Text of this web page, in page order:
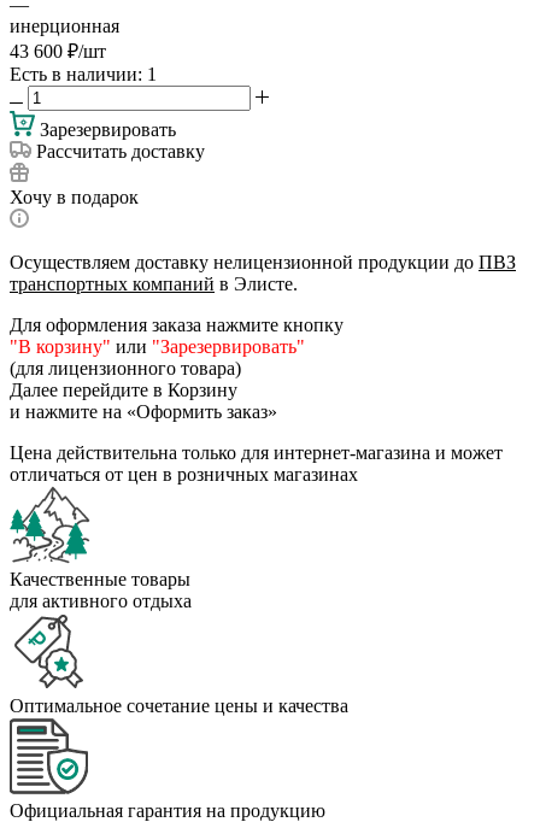
инерционная
43 600 ₽/шт
Есть в наличии: 1
Зарезервировать
Рассчитать доставку
Хочу в подарок
Осуществляем доставку нелицензионной продукции до ПВЗ
транспортных компаний в Элисте.
Для оформления заказа нажмите кнопку
"В корзину" или "Зарезервировать"
(для лицензионного товара)
Далее перейдите в Корзину
и нажмите на «Оформить заказ»
Цена действительна только для интернет-магазина и может
отличаться от цен в розничных магазинах
Качественные товары
для активного отдыха
Оптимальное сочетание цены и качества
Официальная гарантия на продукцию